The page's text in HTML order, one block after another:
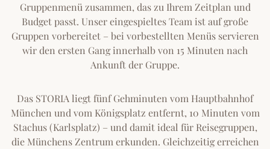
Gruppenmenü zusammen, das zu Ihrem Zeitplan und
Budget passt. Unser eingespieltes Team ist auf große
Gruppen vorbereitet – bei vorbestellten Menüs servieren
wir den ersten Gang innerhalb von 15 Minuten nach
Ankunft der Gruppe.
Das STORIA liegt fünf Gehminuten vom Hauptbahnhof
München und vom Königsplatz entfernt, 10 Minuten vom
Stachus (Karlsplatz) – und damit ideal für Reisegruppen,
die Münchens Zentrum erkunden. Gleichzeitig erreichen